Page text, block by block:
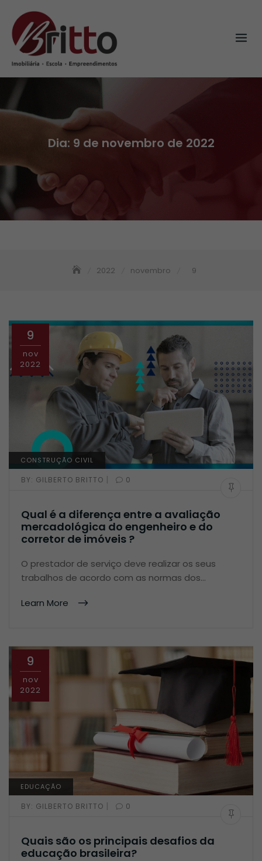
content
Dia: 9 de novembro de 2022
2022 novembro 9
9
nov
2022
CONSTRUÇÃO CIVIL
BY: GILBERTO BRITTO | 0
Qual é a diferença entre a avaliação
mercadológica do engenheiro e do
corretor de imóveis ?
O prestador de serviço deve realizar os seus
trabalhos de acordo com as normas dos…
Learn More
9
nov
2022
EDUCAÇÃO
BY: GILBERTO BRITTO | 0
Quais são os principais desafios da
educação brasileira?